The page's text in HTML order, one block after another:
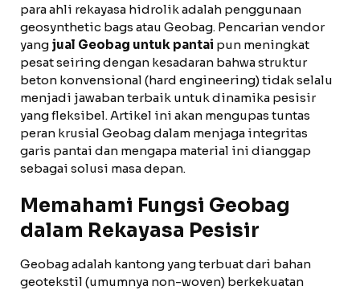
para ahli rekayasa hidrolik adalah penggunaan
geosynthetic bags atau Geobag. Pencarian vendor
yang jual Geobag untuk pantai pun meningkat
pesat seiring dengan kesadaran bahwa struktur
beton konvensional (hard engineering) tidak selalu
menjadi jawaban terbaik untuk dinamika pesisir
yang fleksibel. Artikel ini akan mengupas tuntas
peran krusial Geobag dalam menjaga integritas
garis pantai dan mengapa material ini dianggap
sebagai solusi masa depan.
Memahami Fungsi Geobag
dalam Rekayasa Pesisir
Geobag adalah kantong yang terbuat dari bahan
geotekstil (umumnya non-woven) berkekuatan